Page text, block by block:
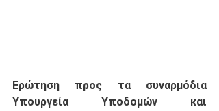
Ερώτηση προς τα συναρμόδια
Υπουργεία Υποδομών και